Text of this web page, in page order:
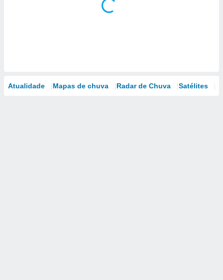
Atualidade Mapas de chuva Radar de Chuva Satélites